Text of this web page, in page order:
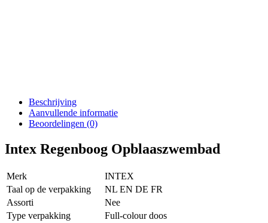
Beschrijving
Aanvullende informatie
Beoordelingen (0)
Intex Regenboog Opblaaszwembad
Merk
INTEX
Taal op de verpakking
NL EN DE FR
Assorti
Nee
Type verpakking
Full-colour doos